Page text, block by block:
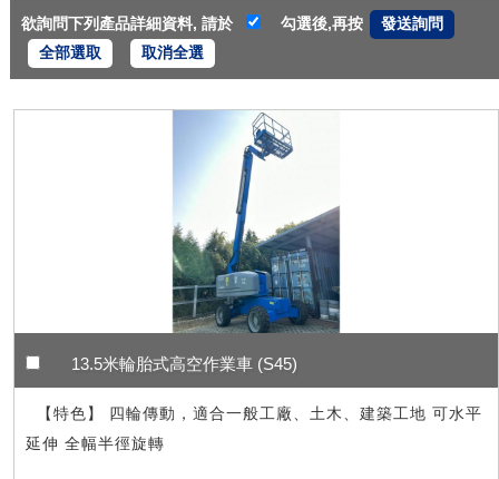
欲詢問下列產品詳細資料, 請於
勾選後,再按
全部選取
取消全選
13.5米輪胎式高空作業車 (S45)
【特色】 四輪傳動，適合一般工廠、土木、建築工地 可水平
延伸 全幅半徑旋轉